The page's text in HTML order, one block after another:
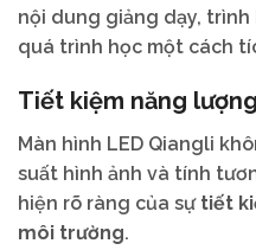
nội dung giảng dạy,
quá trình học một cách
Tiết kiệm năng lượng
Màn hình LED Qiangli
suất hình ảnh và tính
hiện rõ ràng của sự tiết
môi trường.